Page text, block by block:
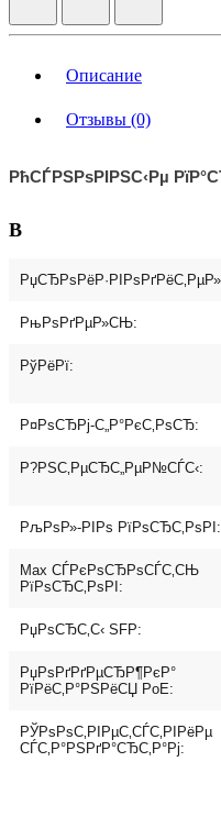
Описание
Отзывы (0)
РћСЃРЅРѕРІРЅС‹Рµ
В
РњРѕРґРµР»СЊ:
РўРёРї:
Р¤РѕСЂРј-С„Р°РєС‚РѕСЂ:
Р?РЅС‚РµСЂС„РµР№СЃС‹:
РљРѕР»-РІРѕ РїРѕСЂС‚РѕРІ:
Max СЃРєРѕСЂРѕСЃС‚СЊ
РїРѕСЂС‚РѕРІ:
РџРѕСЂС‚С‹ SFP:
РџРѕРґРґРµСЂР¶РєР°
РїРёС‚Р°РЅРёСЏ PoE:
РЎРѕРѕС‚РІРµС‚СЃС‚РІРёРµ
СЃС‚Р°РЅРґР°СЂС‚Р°Рј: